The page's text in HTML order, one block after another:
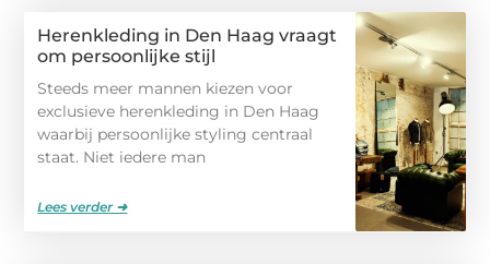
Herenkleding in Den Haag vraagt
om persoonlijke stijl
Steeds meer mannen kiezen voor
exclusieve herenkleding in Den Haag
waarbij persoonlijke styling centraal
staat. Niet iedere man
Lees verder ➜